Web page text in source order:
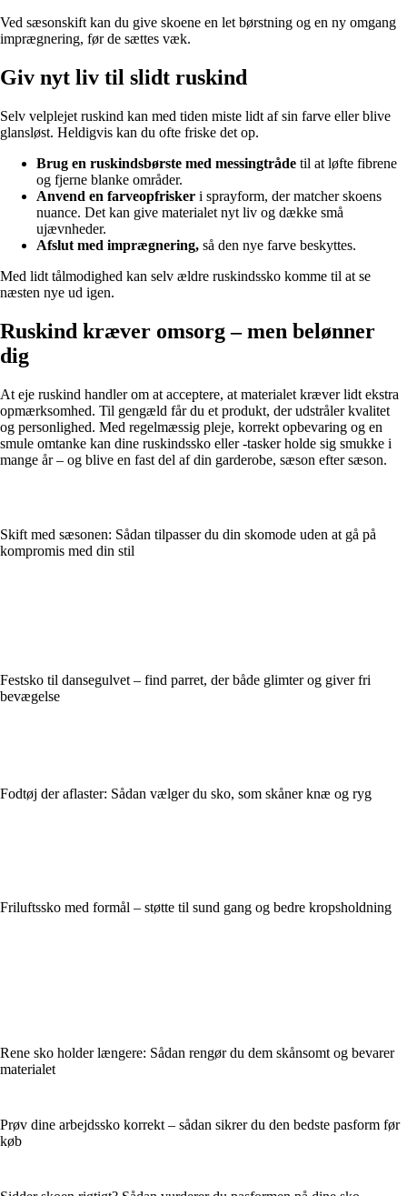
Ved sæsonskift kan du give skoene en let børstning og en ny omgang
imprægnering, før de sættes væk.
Giv nyt liv til slidt ruskind
Selv velplejet ruskind kan med tiden miste lidt af sin farve eller blive
glansløst. Heldigvis kan du ofte friske det op.
Brug en ruskindsbørste med messingtråde til at løfte fibrene
og fjerne blanke områder.
Anvend en farveopfrisker i sprayform, der matcher skoens
nuance. Det kan give materialet nyt liv og dække små
ujævnheder.
Afslut med imprægnering, så den nye farve beskyttes.
Med lidt tålmodighed kan selv ældre ruskindssko komme til at se
næsten nye ud igen.
Ruskind kræver omsorg – men belønner
dig
At eje ruskind handler om at acceptere, at materialet kræver lidt ekstra
opmærksomhed. Til gengæld får du et produkt, der udstråler kvalitet
og personlighed. Med regelmæssig pleje, korrekt opbevaring og en
smule omtanke kan dine ruskindssko eller -tasker holde sig smukke i
mange år – og blive en fast del af din garderobe, sæson efter sæson.
Skift med sæsonen: Sådan tilpasser du din skomode uden at gå på
kompromis med din stil
Festsko til dansegulvet – find parret, der både glimter og giver fri
bevægelse
Fodtøj der aflaster: Sådan vælger du sko, som skåner knæ og ryg
Friluftssko med formål – støtte til sund gang og bedre kropsholdning
Rene sko holder længere: Sådan rengør du dem skånsomt og bevarer
materialet
Prøv dine arbejdssko korrekt – sådan sikrer du den bedste pasform før
køb